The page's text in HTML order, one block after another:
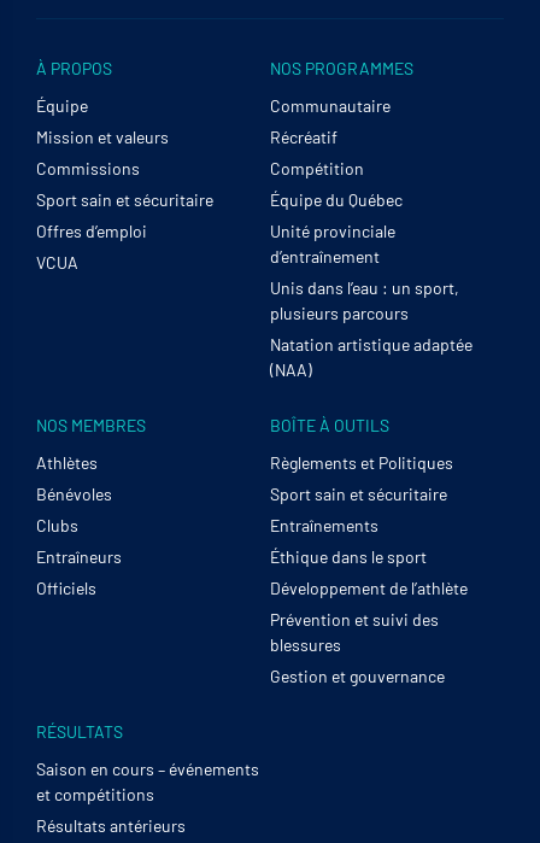
À PROPOS
Équipe
Mission et valeurs
Commissions
Sport sain et sécuritaire
Offres d’emploi
VCUA
NOS PROGRAMMES
Communautaire
Récréatif
Compétition
Équipe du Québec
Unité provinciale
d’entraînement
Unis dans l’eau : un sport,
plusieurs parcours
Natation artistique adaptée
(NAA)
NOS MEMBRES
Athlètes
Bénévoles
Clubs
Entraîneurs
Officiels
BOÎTE À OUTILS
Règlements et Politiques
Sport sain et sécuritaire
Entraînements
Éthique dans le sport
Développement de l’athlète
Prévention et suivi des
blessures
Gestion et gouvernance
RÉSULTATS
Saison en cours – événements
et compétitions
Résultats antérieurs